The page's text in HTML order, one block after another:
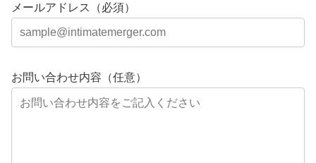
メールアドレス（必須）
お問い合わせ内容（任意）